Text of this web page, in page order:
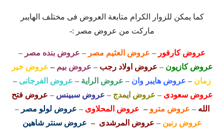
كما يمكن للزوار الكرام متابعة العروض فى مختلف الهايبر
ماركت من عروض مصر :-
عروض كارفور – عروض العثيم مصر – عروض بنده مصر –
عروض كازيون– عروض اولاد رجب– عروض بيم – عروض خير
زمان – عروض هايبر وان – عروض الراية – عروض الفرجانى –
عروض سعودى– عروض ايمدج– عروض سبينس– عروض فتح
الله– عروض مترو – عروض المحلاوى– عروض لولو مصر–
عروض رنين– عروض المرشدى – عروض سنتر شاهين